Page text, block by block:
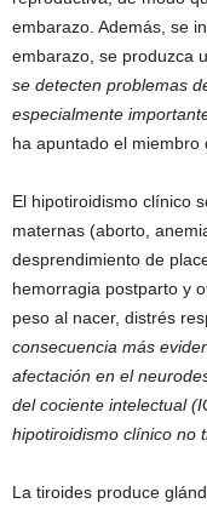
embarazo. Además, se
embarazo, se produzca
se detecten problemas
especialmente
ha apuntado el miembro
El hipotiroidismo clínico
maternas (aborto,
desprendimiento de
hemorragia postparto y
peso al nacer, distrés
consecuencia más
afectación en el
del cociente intelectual
hipotiroidismo clínico no
La tiroides produce